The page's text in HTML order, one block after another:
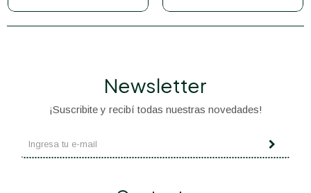
Newsletter
¡Suscribite y recibí todas nuestras novedades!